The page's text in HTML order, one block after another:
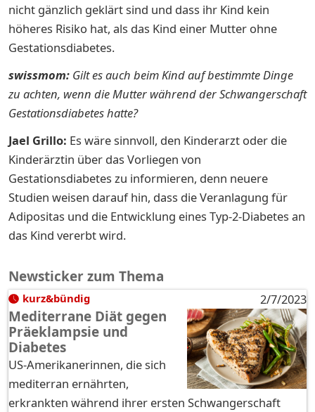
nicht gänzlich geklärt sind und dass ihr Kind kein
höheres Risiko hat, als das Kind einer Mutter ohne
Gestationsdiabetes.
swissmom: Gilt es auch beim Kind auf bestimmte Dinge
zu achten, wenn die Mutter während der Schwangerschaft
Gestationsdiabetes hatte?
Jael Grillo: Es wäre sinnvoll, den Kinderarzt oder die
Kinderärztin über das Vorliegen von
Gestationsdiabetes zu informieren, denn neuere
Studien weisen darauf hin, dass die Veranlagung für
Adipositas und die Entwicklung eines Typ-2-Diabetes an
das Kind vererbt wird.
Newsticker zum Thema
kurz&bündig 2/7/2023
Mediterrane Diät gegen
Präeklampsie und
Diabetes
US-Amerikanerinnen, die sich
mediterran ernährten,
erkrankten während ihrer ersten Schwangerschaft